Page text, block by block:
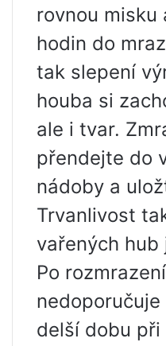
rovnou misku
hodin do
tak slepení
houba si
ale i tvar.
přendejte do
nádoby a
Trvanlivost
vařených hub
Po
delší dobu při